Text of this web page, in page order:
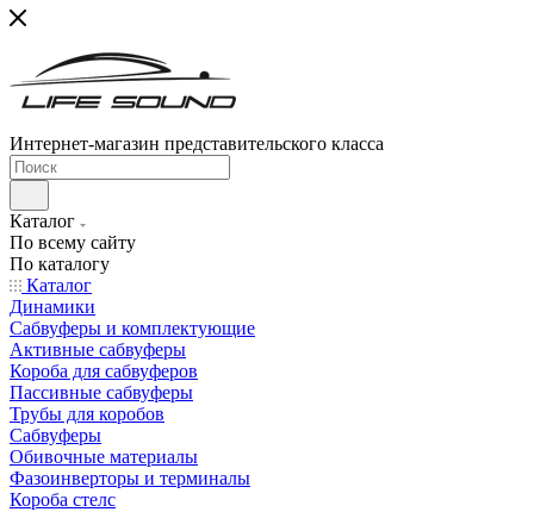
Интернет-магазин представительского класса
Каталог
По всему сайту
По каталогу
Каталог
Динамики
Сабвуферы и комплектующие
Активные сабвуферы
Короба для сабвуферов
Пассивные сабвуферы
Трубы для коробов
Сабвуферы
Обивочные материалы
Фазоинверторы и терминалы
Короба стелс